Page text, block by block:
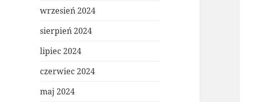
wrzesień 2024
sierpień 2024
lipiec 2024
czerwiec 2024
maj 2024